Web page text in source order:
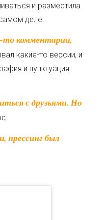
и разместила
деле.
какие-то версии, и
и пунктуация